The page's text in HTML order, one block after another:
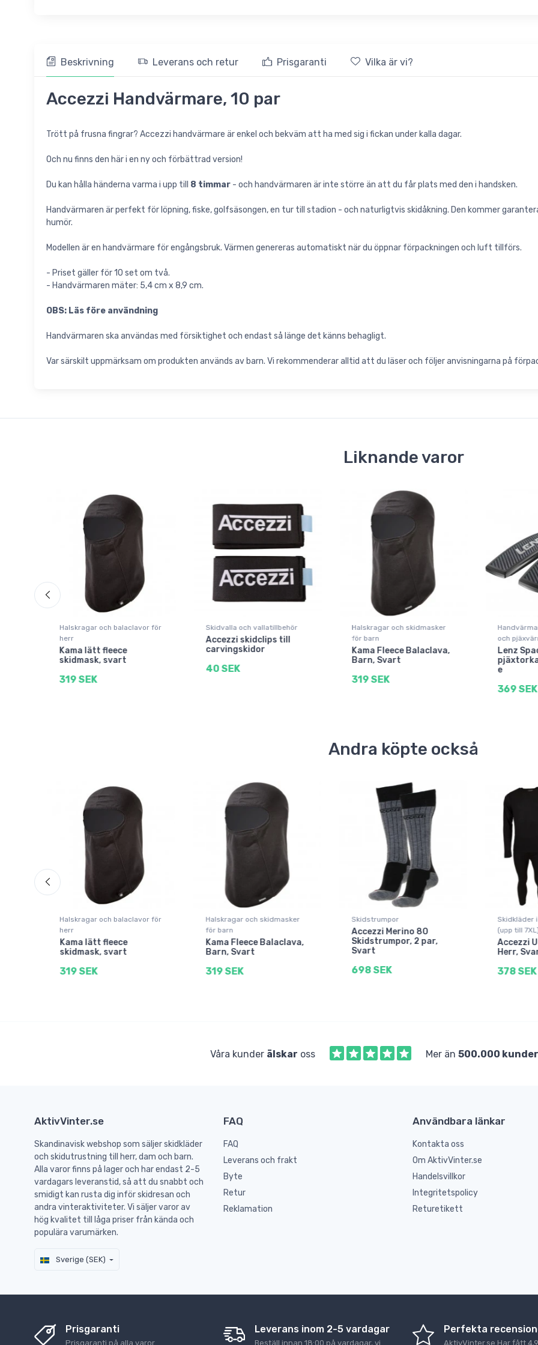
Beskrivning Leverans och retur Prisgaranti Vilka är vi?
Accezzi Handvärmare, 10 par
Trött på frusna fingrar? Accezzi handvärmare är enkel och bekväm att ha med sig i fickan under kalla dagar.
Och nu finns den här i en ny och förbättrad version!
Du kan hålla händerna varma i upp till 8 timmar - och handvärmaren är inte större än att du får plats med den i handsken.
Handvärmaren är perfekt för löpning, fiske, golfsäsongen, en tur till stadion - och naturligtvis skidåkning. Den kommer
humör.
Modellen är en handvärmare för engångsbruk. Värmen genereras automatiskt när du öppnar förpackningen och luft tillförs.
- Priset gäller för 10 set om två.
- Handvärmaren mäter: 5,4 cm x 8,9 cm.
OBS: Läs före användning
Handvärmaren ska användas med försiktighet och endast så länge det känns behagligt.
Var särskilt uppmärksam om produkten används av barn. Vi rekommenderar alltid att du läser och följer anvisningarna på
Liknande varor
Halskragar och balaclavor för
herr
Kama lätt fleece
skidmask, svart
319 SEK
Skidvalla och vallatillbehör
Accezzi skidclips till
carvingskidor
40 SEK
Halskragar och skidmasker
för barn
Kama Fleece Balaclava,
Barn, Svart
319 SEK
och
Lenz
e
369 SEK
Andra köpte också
Halskragar och balaclavor för
herr
Kama lätt fleece
skidmask, svart
319 SEK
Halskragar och skidmasker
för barn
Kama Fleece Balaclava,
Barn, Svart
319 SEK
Skidstrumpor
Accezzi Merino 80
Skidstrumpor, 2 par,
Svart
698 SEK
Skidkläder
(upp till
Accezzi
Herr,
378 SEK
Våra kunder älskar oss Mer än 500.000 kunder
AktivVinter.se
Skandinavisk webshop som säljer skidkläder
och skidutrustning till herr, dam och barn.
Alla varor finns på lager och har endast 2-5
vardagars leveranstid, så att du snabbt och
smidigt kan rusta dig inför skidresan och
andra vinteraktiviteter. Vi säljer varor av
hög kvalitet till låga priser från kända och
populära varumärken.
Sverige (SEK)
FAQ
FAQ
Leverans och frakt
Byte
Retur
Reklamation
Användbara länkar
Kontakta oss
Om AktivVinter.se
Handelsvillkor
Integritetspolicy
Returetikett
Prisgaranti
Prisgaranti på alla varor.
Leverans inom 2-5 vardagar
Beställ innan 18:00 på vardagar, vi
Perfekta
AktivVinter.se Har fått 4,9